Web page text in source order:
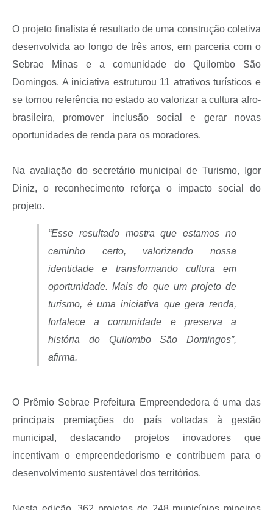
O projeto finalista é resultado de uma construção coletiva
desenvolvida ao longo de três anos, em parceria com o
Sebrae Minas e a comunidade do Quilombo São
Domingos. A iniciativa estruturou 11 atrativos turísticos e
se tornou referência no estado ao valorizar a cultura afro-
brasileira, promover inclusão social e gerar novas
oportunidades de renda para os moradores.
Na avaliação do secretário municipal de Turismo, Igor
Diniz, o reconhecimento reforça o impacto social do
projeto.
“Esse resultado mostra que estamos no
caminho certo, valorizando nossa
identidade e transformando cultura em
oportunidade. Mais do que um projeto de
turismo, é uma iniciativa que gera renda,
fortalece a comunidade e preserva a
história do Quilombo São Domingos”,
afirma.
O Prêmio Sebrae Prefeitura Empreendedora é uma das
principais premiações do país voltadas à gestão
municipal, destacando projetos inovadores que
incentivam o empreendedorismo e contribuem para o
desenvolvimento sustentável dos territórios.